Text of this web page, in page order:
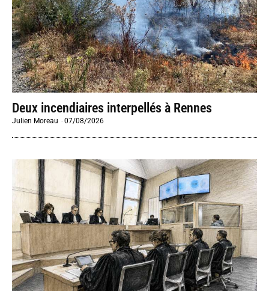
Deux incendiaires interpellés à Rennes
Julien Moreau -07/08/2026